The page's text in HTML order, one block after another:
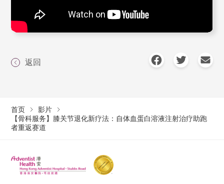
返回
首页
影片
【骨科服务】膝关节退化新疗法：自体血蛋白溶液注射治疗助跑
者重返赛道